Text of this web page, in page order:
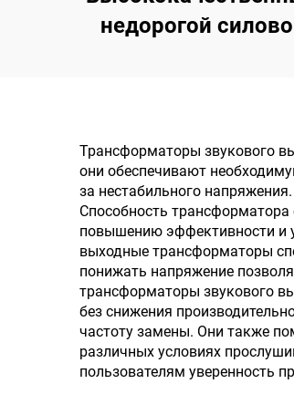
недорогой
трансформатор
усилителя
Трансформаторы звукового
они обеспечивают
за нестабильного
Способность
повышению эффективности и
выходные трансформаторы
понижать напряжение
трансформаторы звукового
без снижения
частоту замены. Они также
различных условиях
пользователям уверенность